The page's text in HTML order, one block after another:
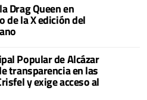
Drag Queen en
de la X edición del
Popular de Alcázar
transparencia en las
y exige acceso al